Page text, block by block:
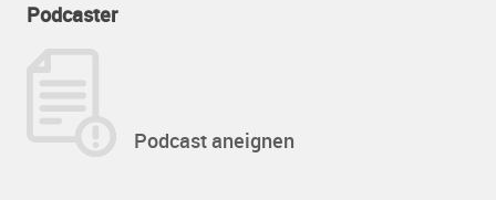
Podcaster
Podcast aneignen